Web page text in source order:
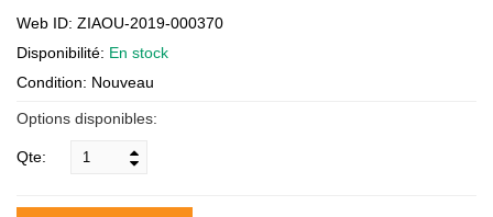
Web ID: ZIAOU-2019-000370
Disponibilité: En stock
Condition: Nouveau
Options disponibles:
Qte: